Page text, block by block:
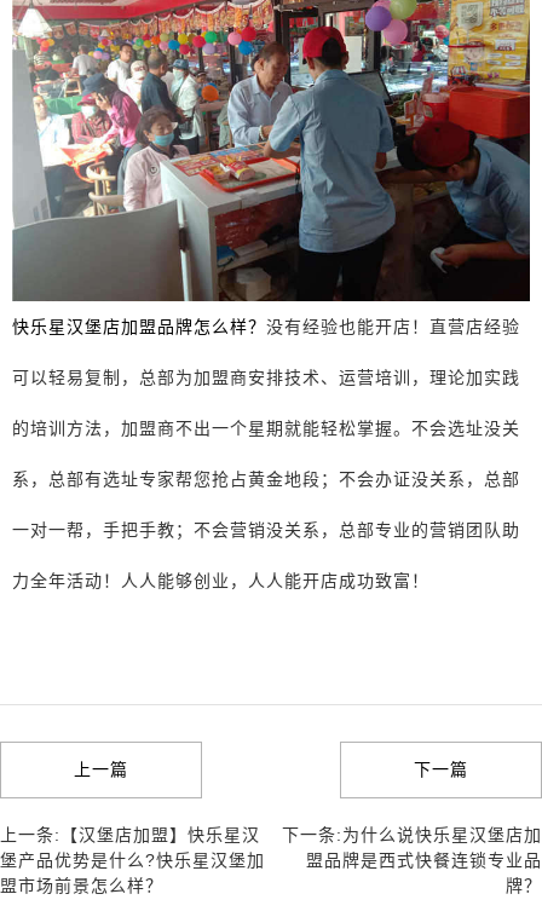
快乐星汉堡店加盟品牌怎么样？ 没有经验也能开店！直营店经验
可以轻易复制，总部为加盟商安排技术、运营培训，理论加实践
的培训方法，加盟商不出一个星期就能轻松掌握。不会选址没关
系，总部有选址专家帮您抢占黄金地段；不会办证没关系，总部
一对一帮，手把手教；不会营销没关系，总部专业的营销团队助
力全年活动！人人能够创业，人人能开店成功致富！
上一篇
上一条:【汉堡店加盟】快乐星汉
堡产品优势是什么?快乐星汉堡加
盟市场前景怎么样？
下一篇
下一条:为什么说快乐星汉堡店加
盟品牌是西式快餐连锁专业品
牌？